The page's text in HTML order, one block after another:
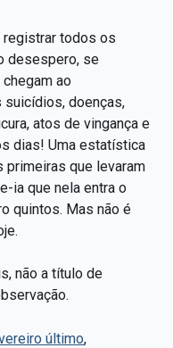
registrar todos os
desespero, se
ao
suicídios, doenças,
atos de vingança e
dias! Uma estatística
primeiras que levaram
ia que nela entra o
quintos. Mas não é
não a título de
último,